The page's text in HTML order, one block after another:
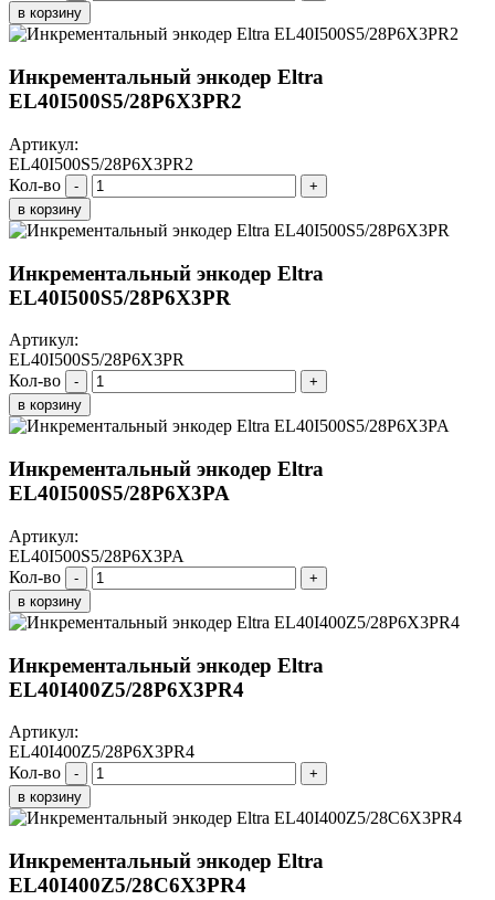
в корзину
Инкрементальный энкодер Eltra
EL40I500S5/28P6X3PR2
Артикул:
EL40I500S5/28P6X3PR2
Кол-во
-
+
в корзину
Инкрементальный энкодер Eltra
EL40I500S5/28P6X3PR
Артикул:
EL40I500S5/28P6X3PR
Кол-во
-
+
в корзину
Инкрементальный энкодер Eltra
EL40I500S5/28P6X3PA
Артикул:
EL40I500S5/28P6X3PA
Кол-во
-
+
в корзину
Инкрементальный энкодер Eltra
EL40I400Z5/28P6X3PR4
Артикул:
EL40I400Z5/28P6X3PR4
Кол-во
-
+
в корзину
Инкрементальный энкодер Eltra
EL40I400Z5/28C6X3PR4